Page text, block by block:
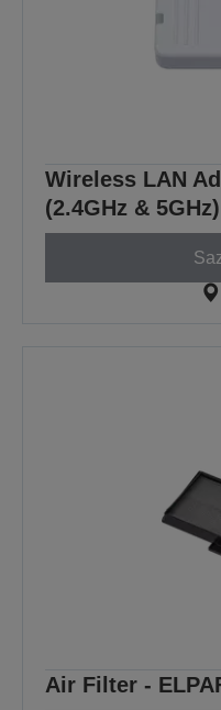
Wireless LAN
(2.4GHz & 5GHz)
Air Filter -